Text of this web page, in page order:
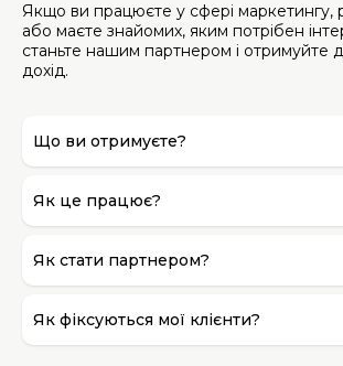
Якщо ви працюєте у сфері маркетингу,
або маєте знайомих, яким потрібен
станьте нашим партнером і отримуйте
дохід.
Що ви отримуєте?
Як це працює?
Як стати партнером?
Як фіксуються мої клієнти?